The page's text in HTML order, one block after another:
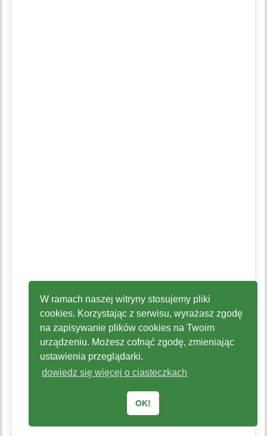
W ramach naszej witryny stosujemy pliki
cookies. Korzystając z serwisu, wyrażasz zgodę
na zapisywanie plików cookies na Twoim
urządzeniu. Możesz cofnąć zgodę, zmieniając
ustawienia przeglądarki.
dowiedz się więcej o ciasteczkach
OK!